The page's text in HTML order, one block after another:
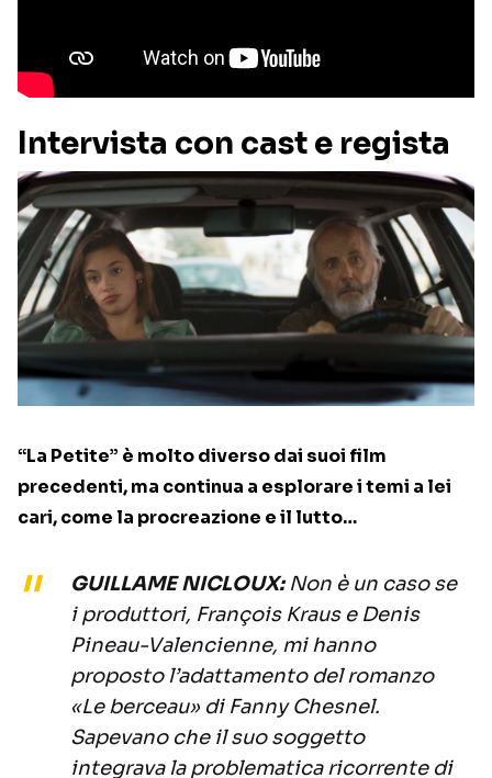
Intervista con cast e regista
“La Petite” è molto diverso dai suoi film
precedenti, ma continua a esplorare i temi a lei
cari, come la procreazione e il lutto…
GUILLAME NICLOUX:Non è un caso se
i produttori, François Kraus e Denis
Pineau-Valencienne, mi hanno
proposto l’adattamento del romanzo
«Le berceau» di Fanny Chesnel.
Sapevano che il suo soggetto
integrava la problematica ricorrente di